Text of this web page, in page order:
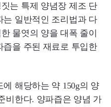
는 특제 양념장 제조 단
는 일반적인 조리법과 다
물엿의 양을 대폭 줄이
즙을 주된 재료로 투입한
해당하는 약 150g의 양
비한다. 양파즙은 양념 가